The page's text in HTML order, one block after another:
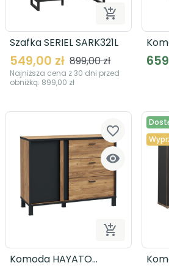

Dodaj do
Szafka SERIEL SARK321L
549,00 zł 899,00 zł
Najniższa cena z 30 dni przed
obniżką: 899,00 zł


Dodaj do
favorite_border
Komoda HAYATO